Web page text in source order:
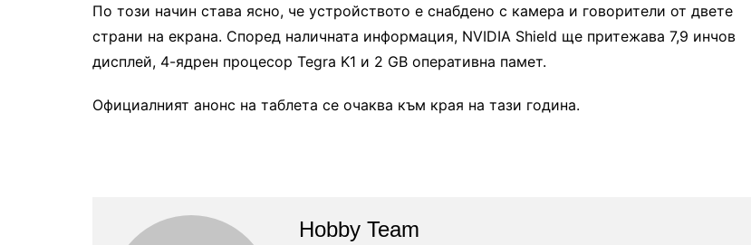
По този начин става ясно, че устройството е снабдено с камера и говорители от двете
страни на екрана. Според наличната информация, NVIDIA Shield ще притежава 7,9 инчов
дисплей, 4-ядрен процесор Tegra K1 и 2 GB оперативна памет.
Официалният анонс на таблета се очаква към края на тази година.
Hobby Team